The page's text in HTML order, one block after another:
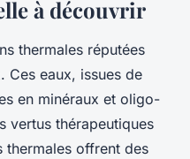
à découvrir
thermales réputées
Ces eaux, issues de
en minéraux et oligo-
vertus thérapeutiques
thermales offrent des